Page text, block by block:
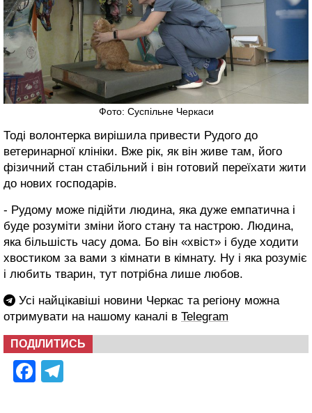
Фото: Суспільне Черкаси
Тоді волонтерка вирішила привести Рудого до
ветеринарної клініки. Вже рік, як він живе там, його
фізичний стан стабільний і він готовий переїхати жити
до нових господарів.
- Рудому може підійти людина, яка дуже емпатична і
буде розуміти зміни його стану та настрою. Людина,
яка більшість часу дома. Бо він «хвіст» і буде ходити
хвостиком за вами з кімнати в кімнату. Ну і яка розуміє
і любить тварин, тут потрібна лише любов.
Усі найцікавіші новини Черкас та регіону можна
отримувати на нашому каналі в Telegram
ПОДІЛИТИСЬ
Facebook